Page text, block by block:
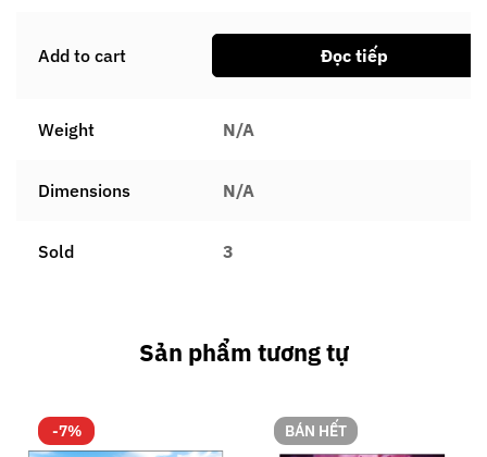
Add to cart Đọc tiếp
Weight N/A
Dimensions N/A
Sold 3
Sản phẩm tương tự
-7% BÁN HẾT